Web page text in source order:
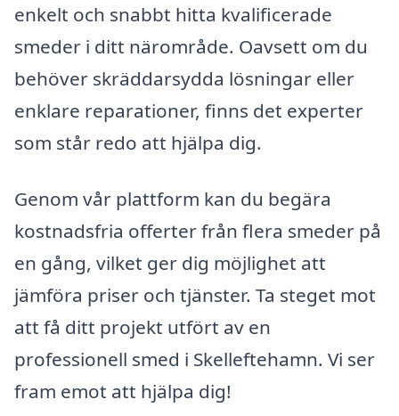
enkelt och snabbt hitta kvalificerade
smeder i ditt närområde. Oavsett om du
behöver skräddarsydda lösningar eller
enklare reparationer, finns det experter
som står redo att hjälpa dig.
Genom vår plattform kan du begära
kostnadsfria offerter från flera smeder på
en gång, vilket ger dig möjlighet att
jämföra priser och tjänster. Ta steget mot
att få ditt projekt utfört av en
professionell smed i Skelleftehamn. Vi ser
fram emot att hjälpa dig!